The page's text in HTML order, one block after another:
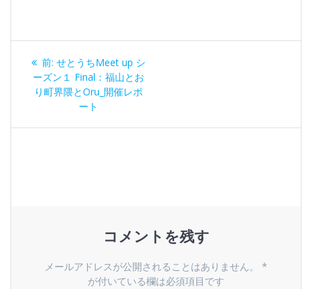
投
稿
前: 過
去
の
せとうちMeet up シ
ーズン１ Final：福山とお
り町界隈とOru_開催レポ
ート
コメントを残す
メールアドレスが公開されることはありません。
*
が付いている欄は必須項目です